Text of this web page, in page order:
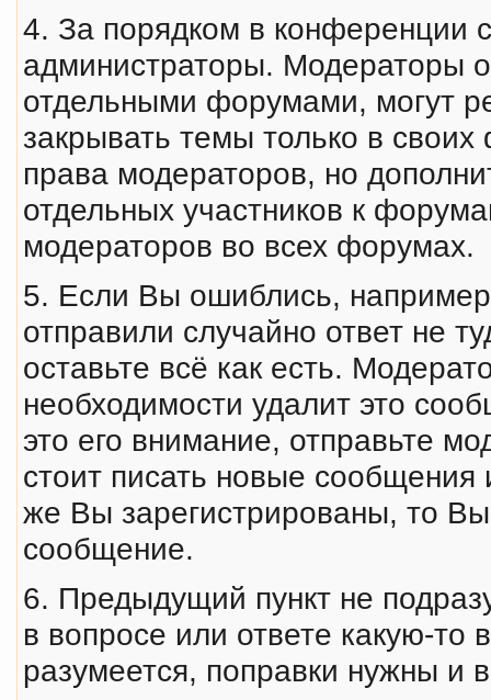
4. За порядком в конференции
администраторы. Модераторы
отдельными форумами, могут
закрывать темы только в
права модераторов, но
отдельных участников к
модераторов во всех форумах.
5. Если Вы ошиблись,
отправили случайно ответ не
оставьте всё как есть.
необходимости удалит это
это его внимание, отправьте
стоит писать новые
же Вы зарегистрированы, то
сообщение.
6. Предыдущий пункт не
в вопросе или ответе какую-
разумеется, поправки нужны и